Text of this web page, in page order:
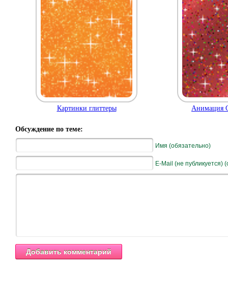
Картинки глиттеры Анимация
Обсуждение по теме:
Имя (обязательно)
E-Mail (не публикуется)